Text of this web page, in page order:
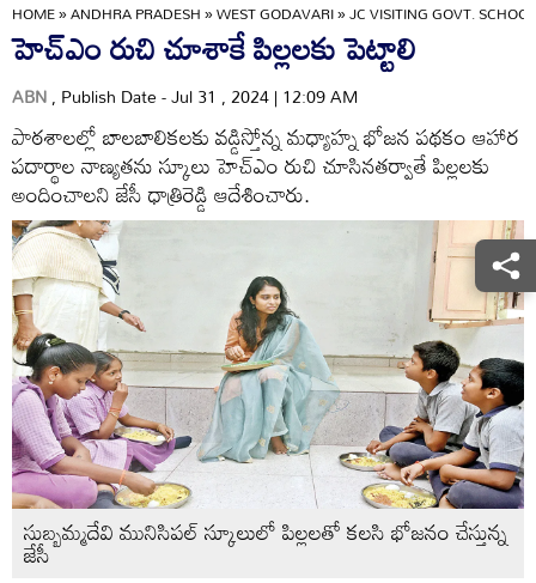
HOME»ANDHRA PRADESH»WEST GODAVARI»JC VISITING GOVT.
హెచ్‌ఎం రుచి చూశాకే పిల్లలకు పెట్టాలి
ABN, Publish Date - Jul 31 , 2024 | 12:09 AM
పాఠశాలల్లో బాలబాలికలకు వడ్డిస్తోన్న మధ్యాహ్న భోజన పథకం ఆహార
పదార్థాల నాణ్యతను స్కూలు హెచ్‌ఎం రుచి చూసినతర్వాతే పిల్లలకు
అందించాలని జేసీ ధాత్రిరెడ్డి ఆదేశించారు.
సుబ్బమ్మదేవి మునిసిపల్‌ స్కూలులో పిల్లలతో కలసి భోజనం చేస్తున్న
జేసీ